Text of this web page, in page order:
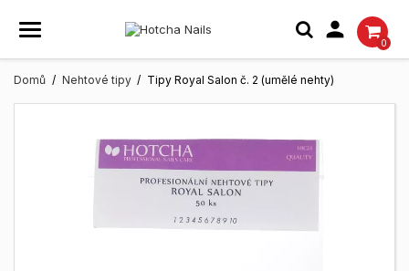

0
Domů Nehtové tipy Tipy Royal Salon č. 2 (umělé nehty)